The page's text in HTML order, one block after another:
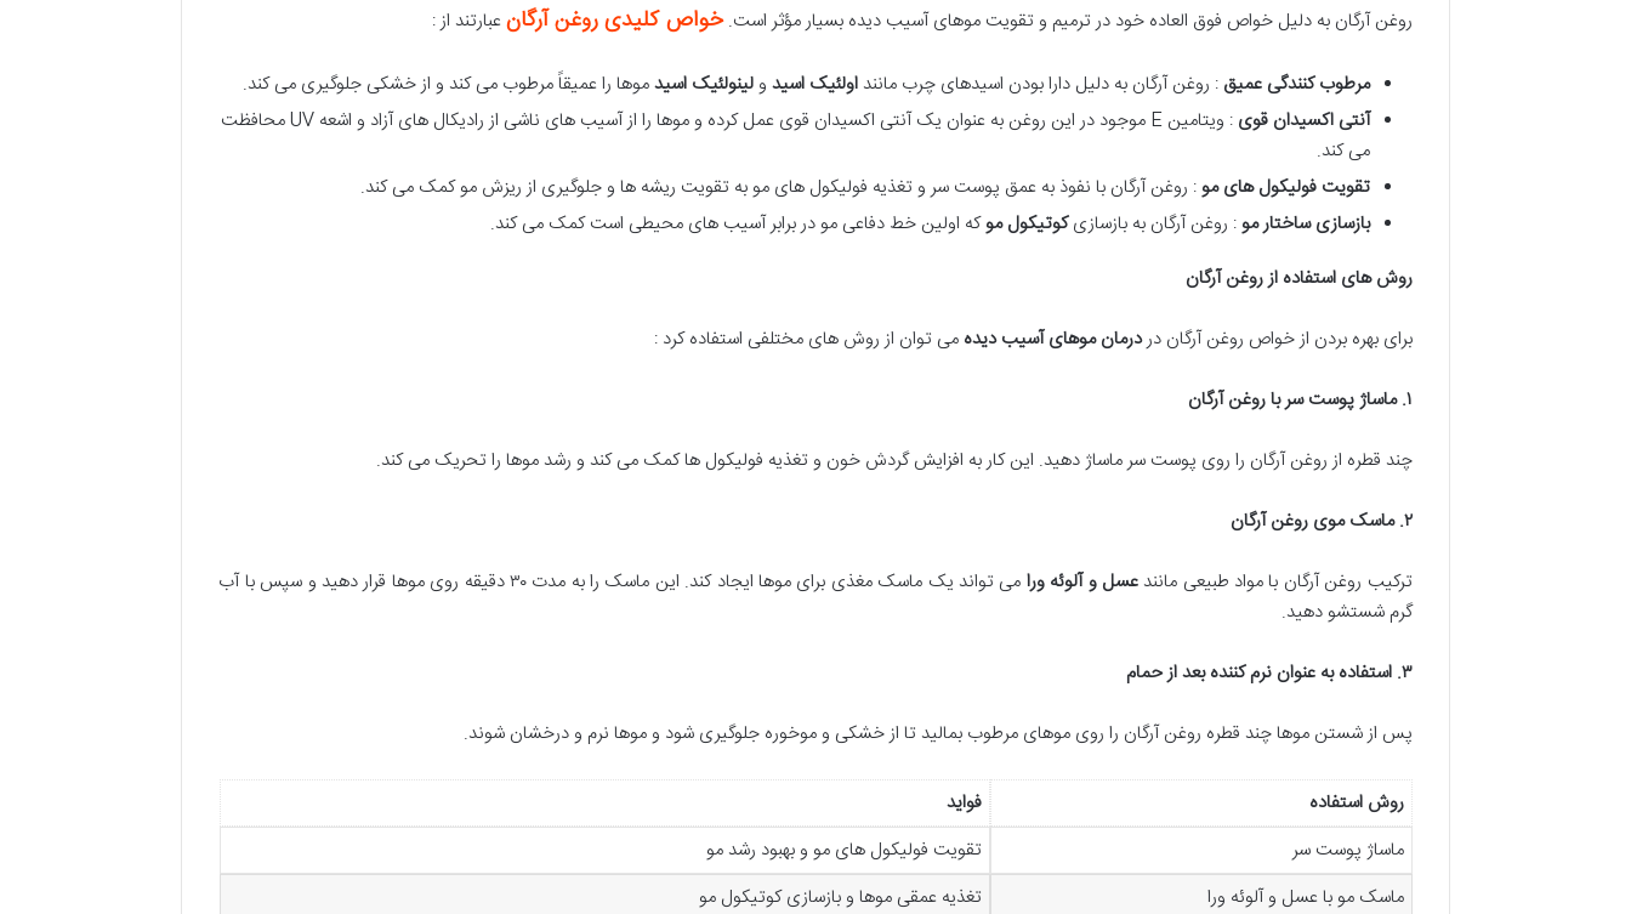
روغن آرگان به دلیل خواص فوق العاده خود در ترمیم و تقویت موهای آسیب دیده بسیار مؤثر است.خواص کلیدی روغن آرگان عبارتند از :
مرطوب کنندگی عمیق : روغن آرگان به دلیل دارا بودن اسیدهای چرب ماننداولئیک اسید ولینولئیک اسیدموها را عمیقاً مرطوب می کند و از خشکی جلوگیری می کند.
آنتی اکسیدان قوی
: ویتامین E موجود در این روغن به عنوان یک آنتی اکسیدان قوی عمل کرده و موها را از آسیب های ناشی از رادیکال های آزاد و اشعه UV محافظت
می کند.
تقویت فولیکول های مو : روغن آرگان با نفوذ به عمق پوست سر و تغذیه فولیکول های مو به تقویت ریشه ها و جلوگیری از ریزش مو کمک می کند.
بازسازی ساختار مو : روغن آرگان به بازسازیکوتیکول موکه اولین خط دفاعی مو در برابر آسیب های محیطی است کمک می کند.
روش های استفاده از روغن آرگان
برای بهره بردن از خواص روغن آرگان دردرمان موهای آسیب دیده می توان از روش های مختلفی استفاده کرد :
۱.ماساژ پوست سر با روغن آرگان
چند قطره از روغن آرگان را روی پوست سر ماساژ دهید. این کار به افزایش گردش خون و تغذیه فولیکول ها کمک می کند و رشد موها را تحریک می کند.
۲.ماسک موی روغن آرگان
ترکیب روغن آرگان با مواد طبیعی مانندعسل و آلوئه ورا
می تواند یک ماسک مغذی برای موها ایجاد کند. این ماسک را به مدت ۳۰ دقیقه روی موها قرار دهید و سپس با آب
گرم شستشو دهید.
۳.استفاده به عنوان نرم کننده بعد از حمام
پس از شستن موها چند قطره روغن آرگان را روی موهای مرطوب بمالید تا از خشکی و موخوره جلوگیری شود و موها نرم و درخشان شوند.
روش استفاده
فواید
ماساژ پوست سر
تقویت فولیکول های مو و بهبود رشد مو
ماسک مو با عسل و آلوئه ورا
تغذیه عمقی موها و بازسازی کوتیکول مو